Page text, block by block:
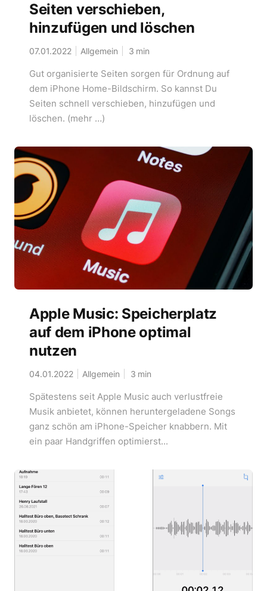
Seiten verschieben,
hinzufügen und löschen
07.01.2022 Allgemein 3 min
Gut organisierte Seiten sorgen für Ordnung auf
dem iPhone Home-Bildschirm. So kannst Du
Seiten schnell verschieben, hinzufügen und
löschen. (mehr …)
Apple Music: Speicherplatz
auf dem iPhone optimal
nutzen
04.01.2022 Allgemein 3 min
Spätestens seit Apple Music auch verlustfreie
Musik anbietet, können heruntergeladene Songs
ganz schön am iPhone-Speicher knabbern. Mit
ein paar Handgriffen optimierst...